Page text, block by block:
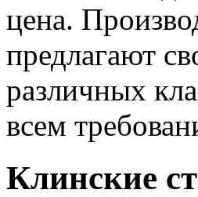
цена.
предлагают
различных
всем
Клинские